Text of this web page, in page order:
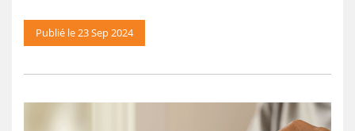
Publié le 23 Sep 2024